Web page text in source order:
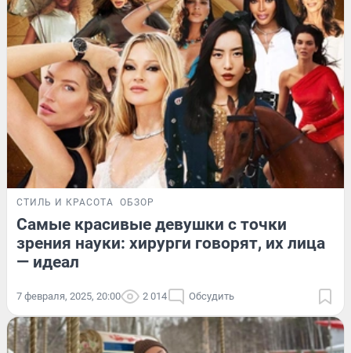
СТИЛЬ И КРАСОТА ОБЗОР
Самые красивые девушки с точки
зрения науки: хирурги говорят, их лица
— идеал
7 февраля, 2025, 20:00 2 014 Обсудить